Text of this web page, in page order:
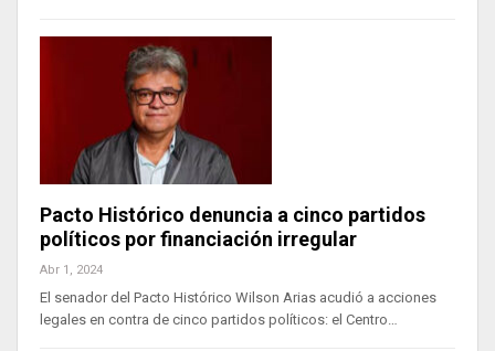
Pacto Histórico denuncia a cinco partidos
políticos por financiación irregular
Abr 1, 2024
El senador del Pacto Histórico Wilson Arias acudió a acciones
legales en contra de cinco partidos políticos: el Centro…